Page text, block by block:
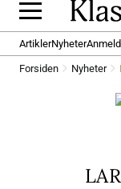
ArtiklerNyheter
Forsiden Nyheter